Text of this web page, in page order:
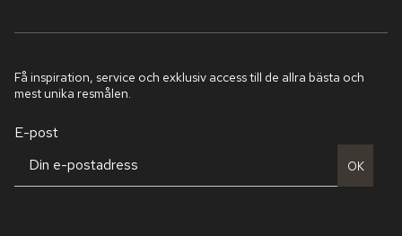
Få inspiration, service och exklusiv access till de allra bästa och
mest unika resmålen.
E-post
OK